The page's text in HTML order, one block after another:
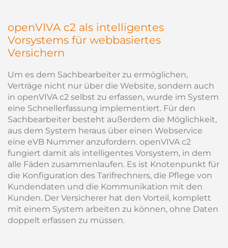
openVIVA c2 als intelligentes
Vorsystems für webbasiertes
Versichern
Um es dem Sachbearbeiter zu ermöglichen,
Verträge nicht nur über die Website, sondern auch
in openVIVA c2 selbst zu erfassen, wurde im System
eine Schnellerfassung implementiert. Für den
Sachbearbeiter besteht außerdem die Möglichkeit,
aus dem System heraus über einen Webservice
eine eVB Nummer anzufordern. openVIVA c2
fungiert damit als intelligentes Vorsystem, in dem
alle Fäden zusammenlaufen. Es ist Knotenpunkt für
die Konfiguration des Tarifrechners, die Pflege von
Kundendaten und die Kommunikation mit den
Kunden. Der Versicherer hat den Vorteil, komplett
mit einem System arbeiten zu können, ohne Daten
doppelt erfassen zu müssen.